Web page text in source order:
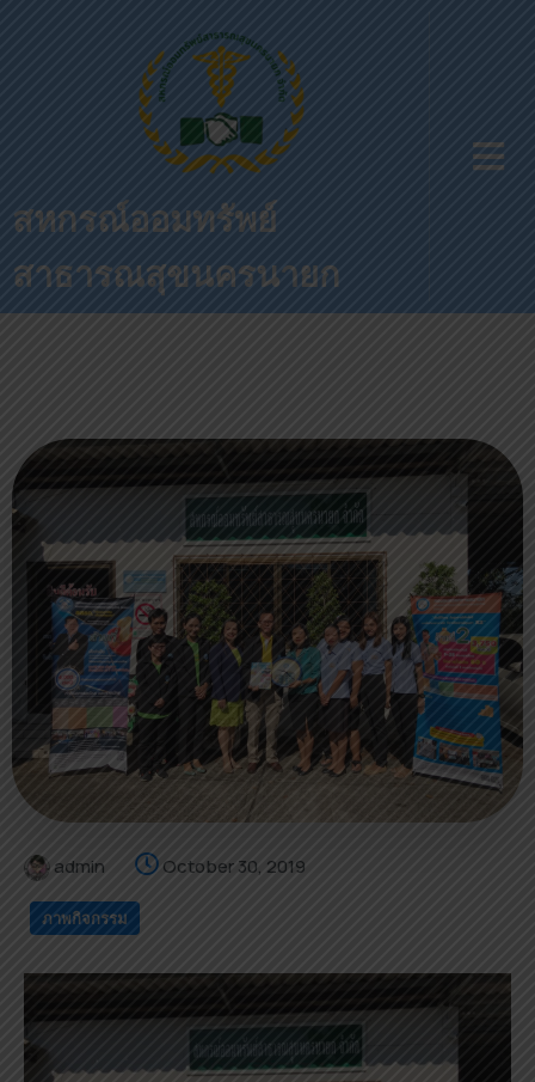
สหกรณ์ออมทรัพย์
สาธารณสุขนครนายก
admin October 30, 2019
ภาพกิจกรรม